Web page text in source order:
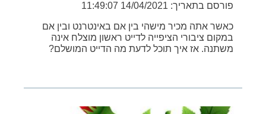
פורסם בתאריך: 14/04/2021 11:49:07
כאשר אתה מכיר מישהי בין אם באינטרנט ובין אם
במקום ציבורי הציפייה לדייט ראשון מוצלח אינה
משתנה. אז איך תוכל לדעת מה הדייט המושלם?